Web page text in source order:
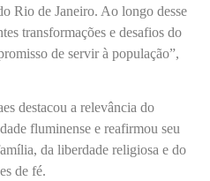
Rio de Janeiro. Ao longo desse
transformações e desafios do
de servir à população”,
destacou a relevância do
fluminense e reafirmou seu
da liberdade religiosa e do
de fé.